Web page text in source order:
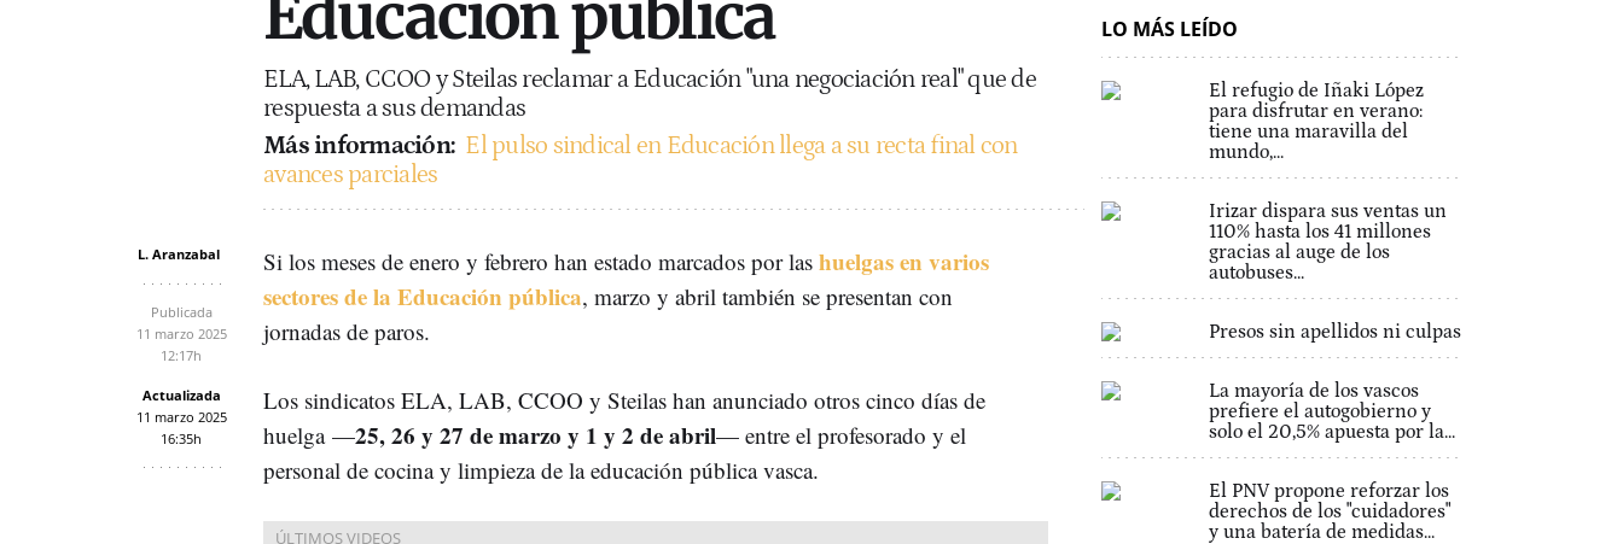
Educación pública
ELA, LAB, CCOO y Steilas reclamar a Educación "una negociación real" que de
respuesta a sus demandas
Más información: El pulso sindical en Educación llega a su recta final con
avances parciales
L. Aranzabal
Publicada
11 marzo 2025
12:17h
Actualizada
11 marzo 2025
16:35h
Si los meses de enero y febrero han estado marcados por las huelgas en varios
sectores de la Educación pública, marzo y abril también se presentan con
jornadas de paros.
Los sindicatos ELA, LAB, CCOO y Steilas han anunciado otros cinco días de
huelga —25, 26 y 27 de marzo y 1 y 2 de abril— entre el profesorado y el
personal de cocina y limpieza de la educación pública vasca.
LO MÁS LEÍDO
El refugio de Iñaki López
para disfrutar en verano:
tiene una maravilla del
mundo,...
Irizar dispara sus ventas un
110% hasta los 41 millones
gracias al auge de los
autobuses...
Presos sin apellidos ni culpas
La mayoría de los vascos
prefiere el autogobierno y
solo el 20,5% apuesta por la...
El PNV propone reforzar los
derechos de los "cuidadores"
y una batería de medidas...